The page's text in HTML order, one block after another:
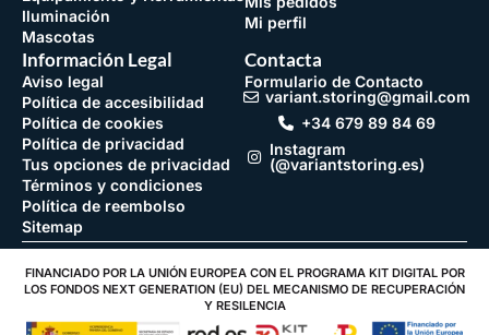
Iluminación
Mascotas
Mi perfil
Información Legal
Aviso legal
Política de accesibilidad
Política de cookies
Política de privacidad
Tus opciones de privacidad
Términos y condiciones
Política de reembolso
Sitemap
Contacta
Formulario de Contacto
variant.storing@gmail.com
+34 679 89 84 69
Instagram
(@variantstoring.es)
FINANCIADO POR LA UNIÓN EUROPEA CON EL PROGRAMA KIT DIGITAL POR
LOS FONDOS NEXT GENERATION (EU) DEL MECANISMO DE RECUPERACIÓN
Y RESILENCIA